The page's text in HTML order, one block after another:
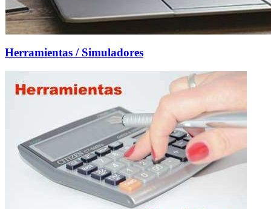
Herramientas / Simuladores